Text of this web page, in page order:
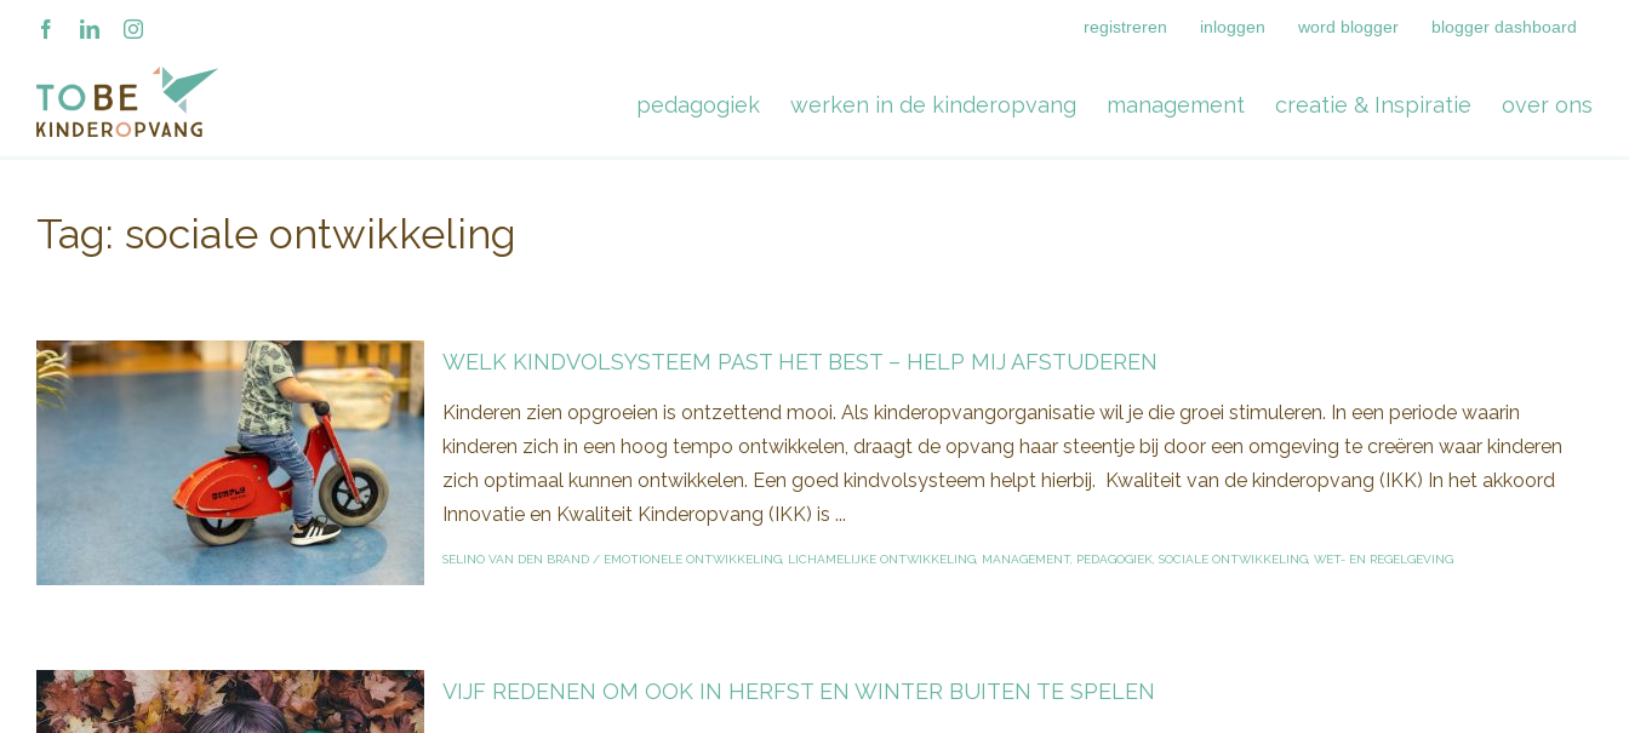
inhoud
FacebookLinkedInInstagram registreren inloggen word blogger blogger dashboard
pedagogiek werken in de kinderopvang management creatie & Inspiratie over ons
Tag: sociale ontwikkeling
WELK KINDVOLSYSTEEM PAST HET BEST – HELP MIJ AFSTUDEREN
Kinderen zien opgroeien is ontzettend mooi. Als kinderopvangorganisatie wil je die groei stimuleren. In een periode waarin
kinderen zich in een hoog tempo ontwikkelen, draagt de opvang haar steentje bij door een omgeving te creëren waar kinderen
zich optimaal kunnen ontwikkelen. Een goed kindvolsysteem helpt hierbij. Kwaliteit van de kinderopvang (IKK) In het akkoord
Innovatie en Kwaliteit Kinderopvang (IKK) is ...
SELINO VAN DEN BRAND / EMOTIONELE ONTWIKKELING LICHAMELIJKE ONTWIKKELING MANAGEMENT, PEDAGOGIEK SOCIALE ONTWIKKELING WET- EN REGELGEVING
VIJF REDENEN OM OOK IN HERFST EN WINTER BUITEN TE SPELEN